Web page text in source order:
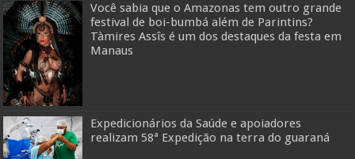
Você sabia que o Amazonas tem outro grande
festival de boi-bumbá além de Parintins?
Tàmires Assîs é um dos destaques da festa em
Manaus
Expedicionários da Saúde e apoiadores
realizam 58ª Expedição na terra do guaraná